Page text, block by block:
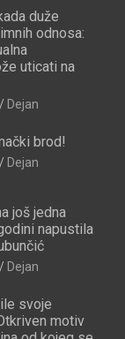
duže
odnosa:
uticati na
Dejan
brod!
Dejan
još jedna
napustila
Dejan
svoje
motiv